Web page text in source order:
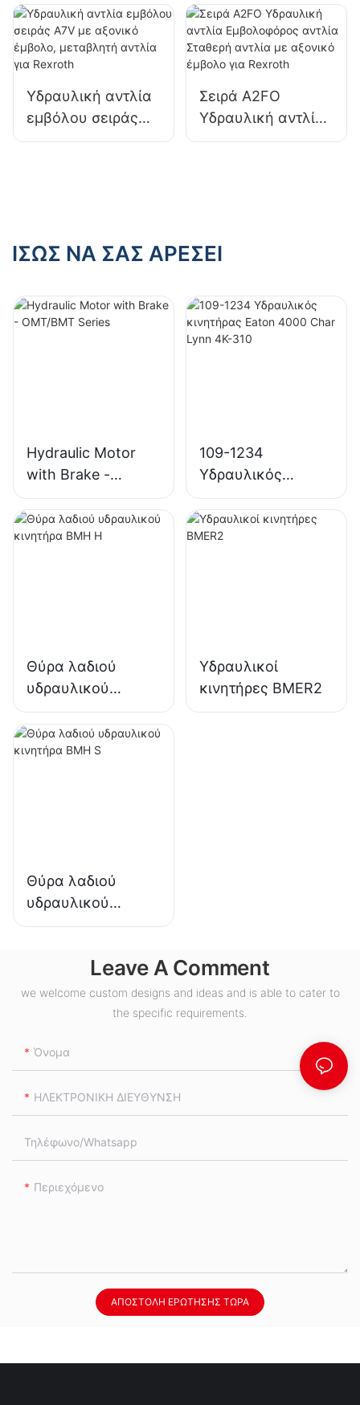
σταθερή μηχανή
με αξονικό έμβολο
για Bosch Rexroth
μετατόπισης
εμβολοφόρων
αντλιών για
Υδραυλική αντλία
εμβόλου σειράς
A7V με αξονικό
Σειρά A2FO
Υδραυλική αντλία
Εμβολοφόρος
ΊΣΩΣ ΝΑ ΣΑΣ ΑΡΈΣΕΙ
Hydraulic Motor
with Brake -
OMT/BMT Series
109-1234
Υδραυλικός
κινητήρας Eaton
4000 Char Lynn
4K-310
Θύρα λαδιού
υδραυλικού
κινητήρα BMH H
Υδραυλικοί
κινητήρες BMER2
Θύρα λαδιού
υδραυλικού
κινητήρα BMH S
Leave A Comment
we welcome custom designs and ideas and is able to cater to
the specific requirements.
Όνομα
ΗΛΕΚΤΡΟΝΙΚΗ ΔΙΕΥΘΥΝΣΗ
Τηλέφωνο/whatsapp
Περιεχόμενο
ΑΠΟΣΤΟΛΉ ΕΡΏΤΗΣΗΣ ΤΏΡΑ